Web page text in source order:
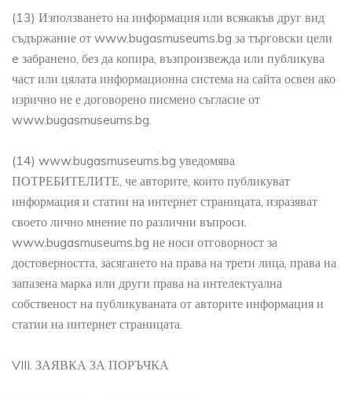
(13) Използването на информация или всякакъв друг вид
съдържание от www.bugasmuseums.bg за търговски цели
e забранено, без да копира, възпроизвежда или публикува
част или цялата информационна система на сайта освен ако
изрично не е договорено писмено съгласие от
www.bugasmuseums.bg.
(14) www.bugasmuseums.bg уведомява
ПОТРЕБИТЕЛИТЕ, че авторите, които публикуват
информация и статии на интернет страницата, изразяват
своето лично мнение по различни въпроси.
www.bugasmuseums.bg не носи отговорност за
достоверността, засягането на права на трети лица, права на
запазена марка или други права на интелектуална
собственост на публикуваната от авторите информация и
статии на интернет страницата.
VIII. ЗАЯВКА ЗА ПОРЪЧКА